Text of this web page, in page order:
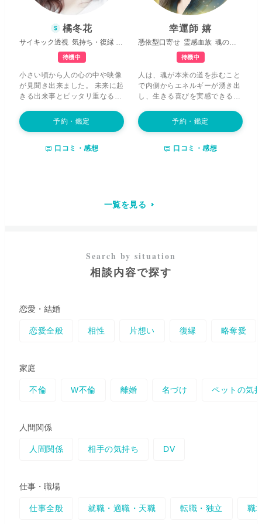
宝の占術を用いて、魂の源にあ
る願望成就力を始めとする様々
な御力を潜在意識へインプット
ように、あなた様の未来を好転
させていきます。ありとあらゆ
くことを、実感していただける
と思います。 どんなお悩みにも
一筋の光が差し込むように、心
を込めて鑑定して参ります。 ど
うぞ心のままにお話しください
ね。
橘冬花
サイキック透視 気持ち・復縁 的確で分かりやすい
待機中
小さい頃から人の心の中や映像
が見聞き出来ました。 未来に起
きる出来事とピッタリ重なるこ
き来してることに気付き、 色々
な方との出逢いの中で、自分の
と思います。 ※池袋占い館セレ
予約・鑑定
口コミ・感想
幸運師 嬉
憑依型口寄せ 霊感血族 魂の成長
待機中
人は、魂が本来の道を歩むこと
で内側からエネルギーが湧き出
し、生きる喜びを実感できるよ
そんな魂の輝きを妨げる
悩みの
根源を明らか
にし、あなた様の
ージを手掛かりに幸せ街道まで
るようにお手伝いをさせてくだ
整えると共に、魂の成長に必要
な気付きを与えていきます。ど
うかご自身の幸せを願ってお受
未来へと向かうよう心を込めて
予約・鑑定
口コミ・感想
一覧を見る
相談内容で探す
恋愛・結婚
恋愛全般 相性 片想い 復縁 略奪愛
家庭
不倫 W不倫 離婚 名づけ ペットの気
人間関係
人間関係 相手の気持ち DV
仕事・職場
仕事全般 就職・適職・天職 転職・独立 職